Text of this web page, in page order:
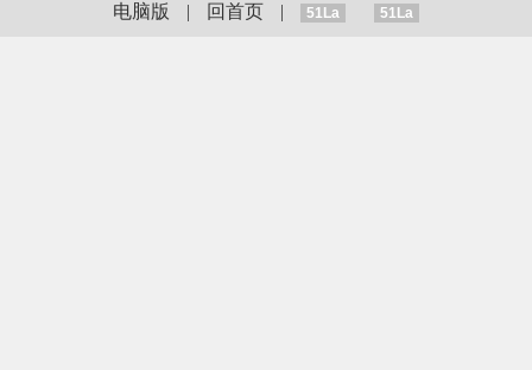
电脑版 | 回首页 | 51La 51La